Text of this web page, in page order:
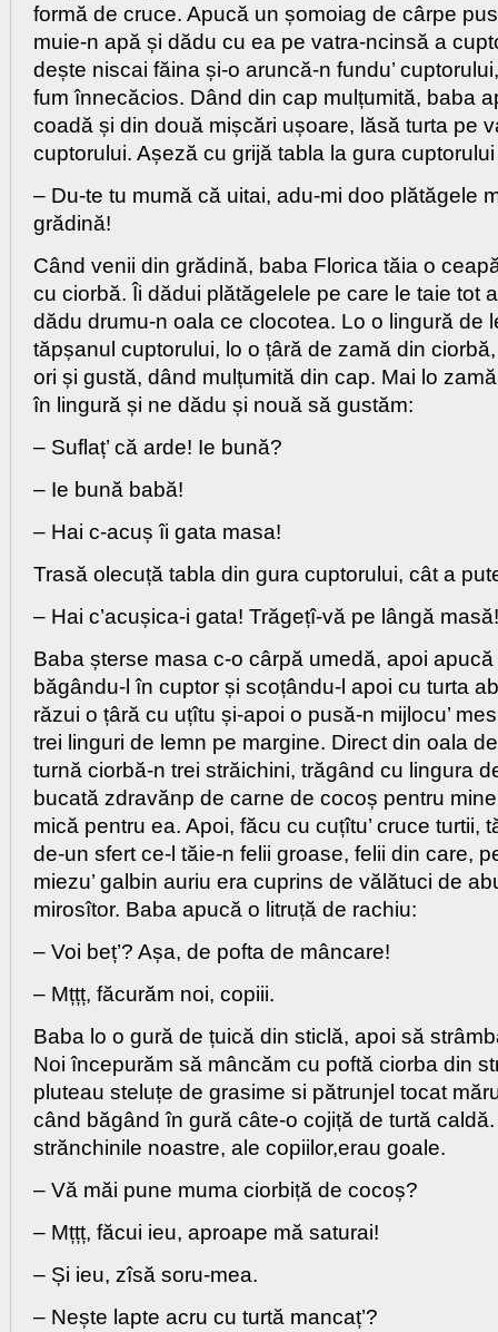
formă de cruce. Apucă un șomoiag de cârpe
muie-n apă și dădu cu ea pe vatra-ncinsă a
dește niscai făina și-o aruncă-n fundu’
fum înnecăcios. Dând din cap mulțumită, baba
coadă și din două mișcări ușoare, lăsă turta pe
cuptorului. Așeză cu grijă tabla la gura
– Du-te tu mumă că uitai, adu-mi doo plătăgele
grădină!
Când venii din grădină, baba Florica tăia o
cu ciorbă. Îi dădui plătăgelele pe care le taie tot
dădu drumu-n oala ce clocotea. Lo o lingură de
tăpșanul cuptorului, lo o țâră de zamă din
ori și gustă, dând mulțumită din cap. Mai lo
în lingură și ne dădu și nouă să gustăm:
– Suflaț’ că arde! Ie bună?
– Ie bună babă!
– Hai c-acuș îi gata masa!
Trasă olecuță tabla din gura cuptorului, cât a
– Hai c’acușica-i gata! Trăgețî-vă pe lângă masă!
Baba șterse masa c-o cârpă umedă, apoi apucă
băgându-l în cuptor și scoțându-l apoi cu turta
răzui o țâră cu uțîtu și-apoi o pusă-n mijlocu’
trei linguri de lemn pe margine. Direct din oala
turnă ciorbă-n trei străichini, trăgând cu lingura
bucată zdravănp de carne de cocoș pentru
mică pentru ea. Apoi, făcu cu cuțîtu’ cruce turtii,
de-un sfert ce-l tăie-n felii groase, felii din care,
miezu’ galbin auriu era cuprins de vălătuci de
mirosîtor. Baba apucă o litruță de rachiu:
– Voi beț’? Așa, de pofta de mâncare!
– Mțțț, făcurăm noi, copiii.
Baba lo o gură de țuică din sticlă, apoi să
Noi începurăm să mâncăm cu poftă ciorba din
pluteau steluțe de grasime si pătrunjel tocat
când băgând în gură câte-o cojiță de turtă
strănchinile noastre, ale copiilor,erau goale.
– Vă măi pune muma ciorbiță de cocoș?
– Mțțț, făcui ieu, aproape mă saturai!
– Și ieu, zîsă soru-mea.
– Nește lapte acru cu turtă mancaț’?